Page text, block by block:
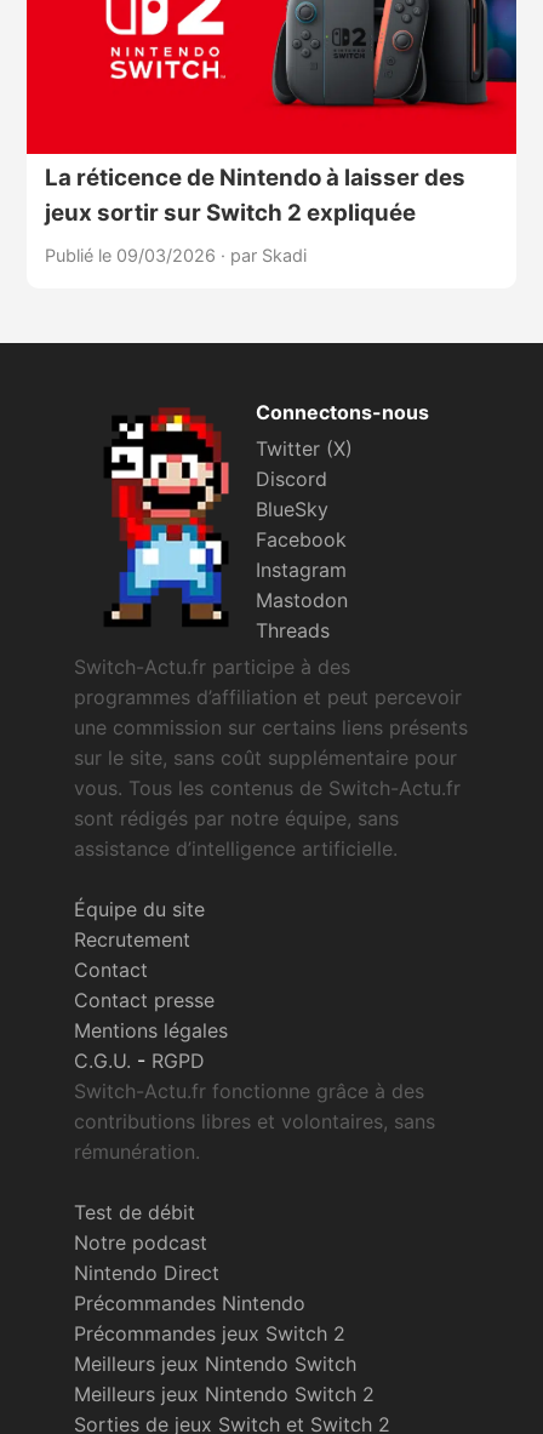
La réticence de Nintendo à laisser des
jeux sortir sur Switch 2 expliquée
Publié le 09/03/2026 · par Skadi
Connectons-nous
Twitter (X)
Discord
BlueSky
Facebook
Instagram
Mastodon
Threads
Switch-Actu.fr participe à des
programmes d’affiliation et peut percevoir
une commission sur certains liens présents
sur le site, sans coût supplémentaire pour
vous. Tous les contenus de Switch-Actu.fr
sont rédigés par notre équipe, sans
assistance d’intelligence artificielle.
Équipe du site
Recrutement
Contact
Contact presse
Mentions légales
C.G.U. - RGPD
Switch-Actu.fr fonctionne grâce à des
contributions libres et volontaires, sans
rémunération.
Test de débit
Notre podcast
Nintendo Direct
Précommandes Nintendo
Précommandes jeux Switch 2
Meilleurs jeux Nintendo Switch
Meilleurs jeux Nintendo Switch 2
Sorties de jeux Switch et Switch 2